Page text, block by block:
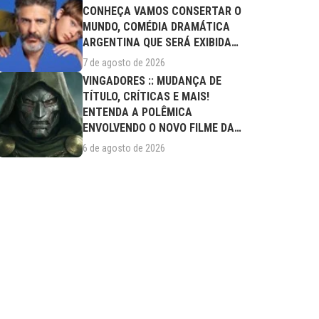
CONHEÇA VAMOS CONSERTAR O
MUNDO, COMÉDIA DRAMÁTICA
ARGENTINA QUE SERÁ EXIBIDA
NESTA SEXTA (07/08)
7 de agosto de 2026
VINGADORES :: MUDANÇA DE
TÍTULO, CRÍTICAS E MAIS!
ENTENDA A POLÊMICA
ENVOLVENDO O NOVO FILME DA
MARVEL
6 de agosto de 2026